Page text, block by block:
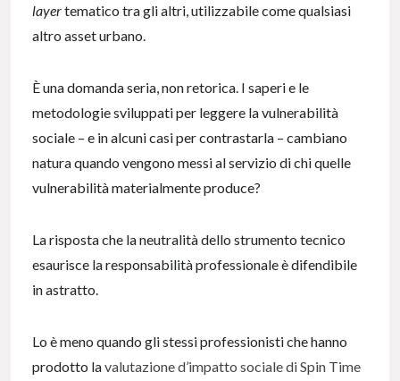
layertematico tra gli altri, utilizzabile come qualsiasi
altro asset urbano.
È una domanda seria, non retorica. I saperi e le
metodologie sviluppati per leggere la vulnerabilità
sociale – e in alcuni casi per contrastarla – cambiano
natura quando vengono messi al servizio di chi quelle
vulnerabilità materialmente produce?
La risposta che la neutralità dello strumento tecnico
esaurisce la responsabilità professionale è difendibile
in astratto.
Lo è meno quando gli stessi professionisti che hanno
prodotto lavalutazione d’impatto sociale di Spin Time